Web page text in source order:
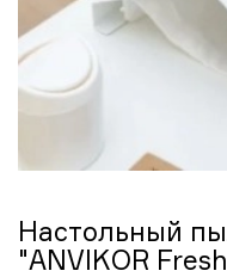
Настольный
"ANVIKOR